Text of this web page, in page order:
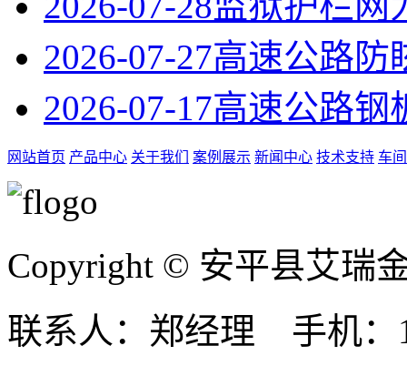
2026-07-27高速公路防
2026-07-17高速公路钢
网站首页 产品中心 关于我们 案例展示 新闻中心 技术支持 车
Copyright © 安平县艾瑞
联系人：郑经理 手机：